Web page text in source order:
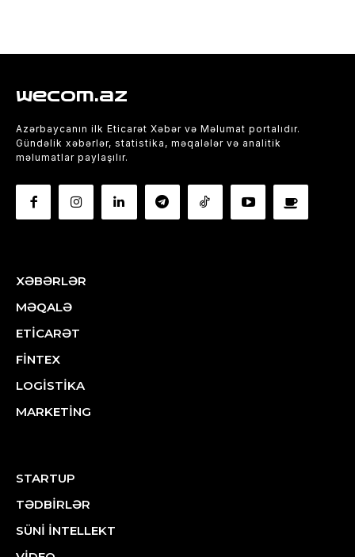
wecom.az
Azərbaycanın ilk Eticarət Xəbər və Məlumat portalıdır.
Gündəlik xəbərlər, statistika, məqalələr və analitik
məlumatlar paylaşılır.
XƏBƏRLƏR
MƏQALƏ
ETİCARƏT
FİNTEX
LOGİSTİKA
MARKETİNG
STARTUP
TƏDBİRLƏR
SÜNİ İNTELLEKT